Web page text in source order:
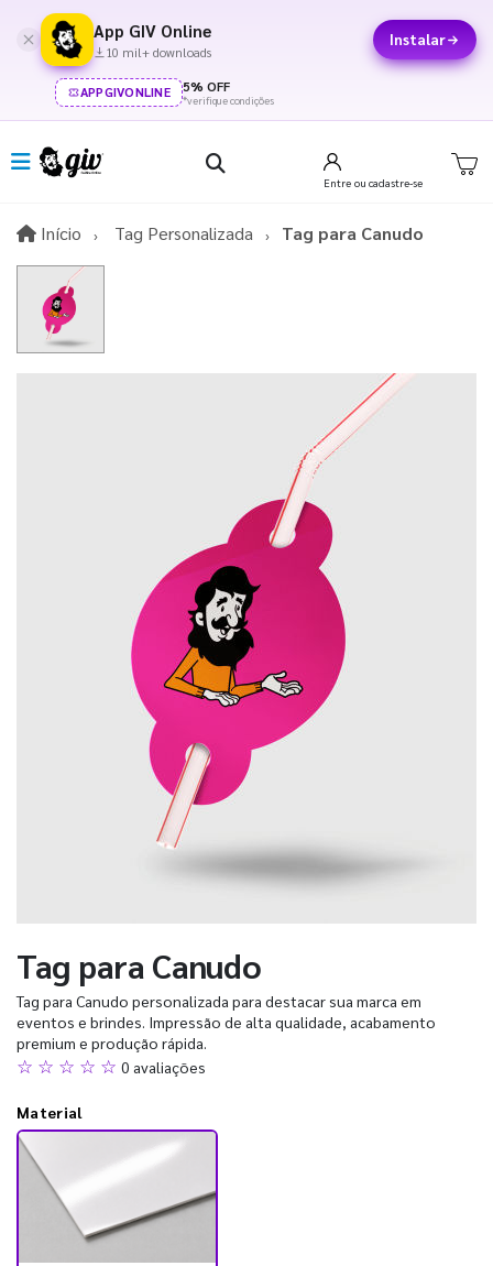
App GIV Online
10 mil+ downloads
Instalar
APPGIVONLINE 5% OFF
*verifique condições
Entre ou cadastre-se
Início InícioTag Personalizada Tag para Canudo
Tag para Canudo
Tag para Canudo personalizada para destacar sua marca em
eventos e brindes. Impressão de alta qualidade, acabamento
premium e produção rápida.
☆ ☆ ☆ ☆ ☆ 0 avaliações
Material